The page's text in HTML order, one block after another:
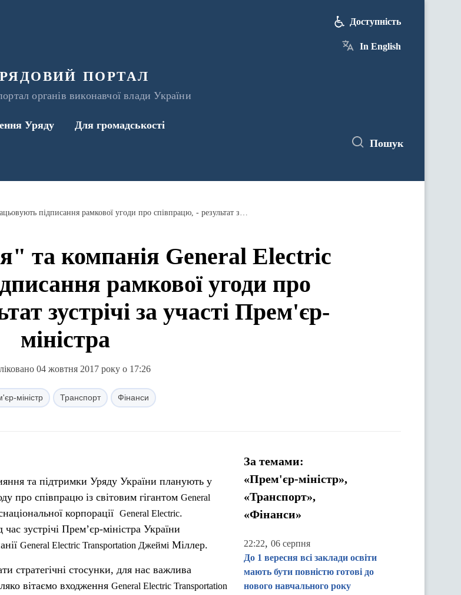
портал
органів виконавчої влади України
Доступність
In English
Уряду Для громадськості
Пошук
ПАТ "Укрзалізниця" та компанія General Electric опрацьовують підписання рамкової угоди про співпрацю, - результат зустрічі за участі Прем'єр-міністра
та компанія General Electric
рамкової угоди про
зустрічі за участі Прем'єр-
міністра
04 жовтня 2017 року о 17:26
міністр Транспорт Фінанси
про співпрацю із світовим гігантом General
корпорації General Electric.
зустрічі Прем’єр-міністра України
General Electric Transportation Джеймі Міллер.
стратегічні стосунки, для нас важлива
вітаємо входження General Electric Transportation
За темами:
«Прем'єр-міністр»,
«Транспорт»,
«Фінанси»
22:22, 06 серпня
До 1 вересня всі заклади освіти
мають бути повністю готові до
нового навчального року